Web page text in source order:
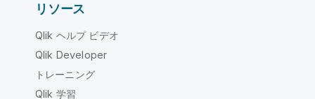
リソース
Qlik ヘルプ ビデオ
Qlik Developer
トレーニング
Qlik 学習